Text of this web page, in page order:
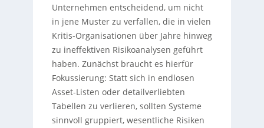
Unternehmen entscheidend, um nicht
in jene Muster zu verfallen, die in vielen
Kritis-Organisationen über Jahre hinweg
zu ineffektiven Risikoanalysen geführt
haben. Zunächst braucht es hierfür
Fokussierung: Statt sich in endlosen
Asset-Listen oder detailverliebten
Tabellen zu verlieren, sollten Systeme
sinnvoll gruppiert, wesentliche Risiken